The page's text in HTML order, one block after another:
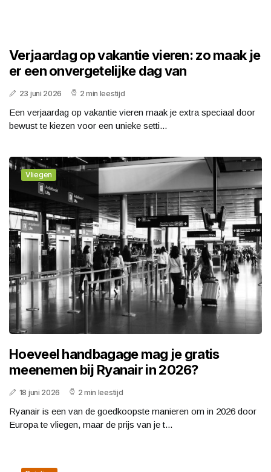
Verjaardag op vakantie vieren: zo maak je
er een onvergetelijke dag van
23 juni 2026 2 min leestijd
Een verjaardag op vakantie vieren maak je extra speciaal door
bewust te kiezen voor een unieke setti...
Vliegen
Hoeveel handbagage mag je gratis
meenemen bij Ryanair in 2026?
18 juni 2026 2 min leestijd
Ryanair is een van de goedkoopste manieren om in 2026 door
Europa te vliegen, maar de prijs van je t...